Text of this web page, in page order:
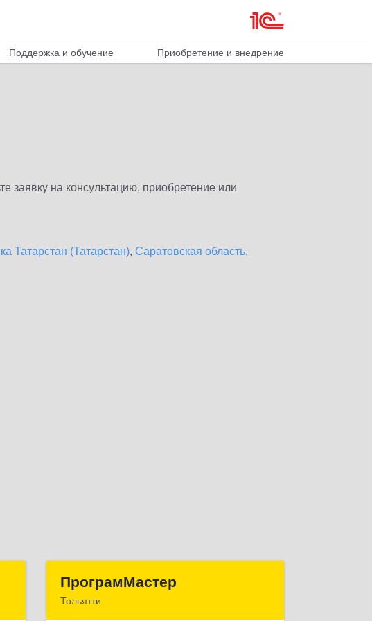
Поддержка и обучение Приобретение и внедрение
заявку на консультацию, приобретение или
Татарстан (Татарстан), Саратовская область,
ПрограмМастер
Тольятти
ПрограмМастер